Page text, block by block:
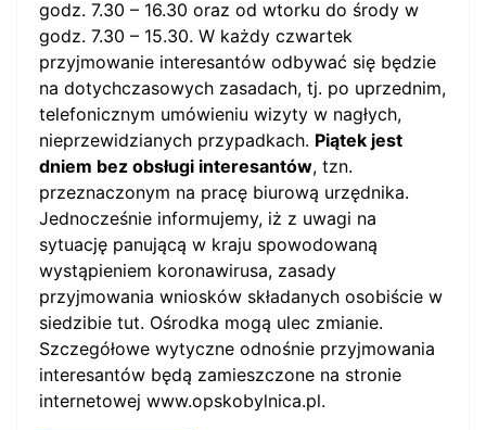
godz. 7.30 – 16.30 oraz od wtorku do środy w
godz. 7.30 – 15.30. W każdy czwartek
przyjmowanie interesantów odbywać się będzie
na dotychczasowych zasadach, tj. po uprzednim,
telefonicznym umówieniu wizyty w nagłych,
nieprzewidzianych przypadkach. Piątek jest
dniem bez obsługi interesantów, tzn.
przeznaczonym na pracę biurową urzędnika.
Jednocześnie informujemy, iż z uwagi na
sytuację panującą w kraju spowodowaną
wystąpieniem koronawirusa, zasady
przyjmowania wniosków składanych osobiście w
siedzibie tut. Ośrodka mogą ulec zmianie.
Szczegółowe wytyczne odnośnie przyjmowania
interesantów będą zamieszczone na stronie
internetowej www.opskobylnica.pl.